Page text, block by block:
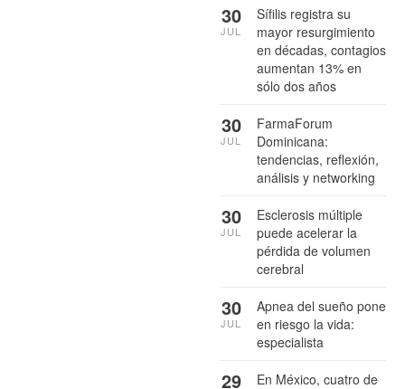
Sífilis registra su
mayor resurgimiento
en décadas, contagios
aumentan 13% en
sólo dos años
30
JUL
FarmaForum
Dominicana:
tendencias, reflexión,
análisis y networking
30
JUL
Esclerosis múltiple
puede acelerar la
pérdida de volumen
cerebral
30
JUL
Apnea del sueño pone
en riesgo la vida:
especialista
30
JUL
En México, cuatro de
29